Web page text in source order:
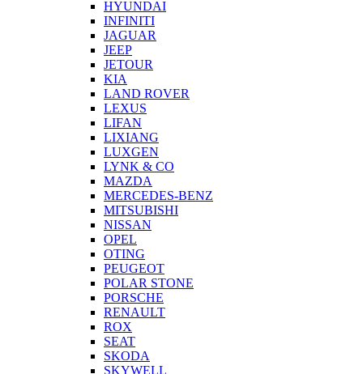
HYUNDAI
INFINITI
JAGUAR
JEEP
JETOUR
KIA
LAND ROVER
LEXUS
LIFAN
LIXIANG
LUXGEN
LYNK & CO
MAZDA
MERCEDES-BENZ
MITSUBISHI
NISSAN
OPEL
OTING
PEUGEOT
POLAR STONE
PORSCHE
RENAULT
ROX
SEAT
SKODA
SKYWELL